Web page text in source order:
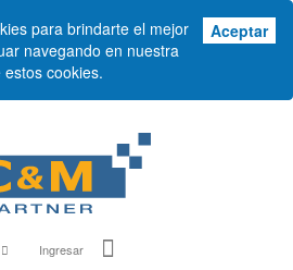
Aceptar
para brindarte el mejor
navegando en nuestra
cookies.
Ingresar